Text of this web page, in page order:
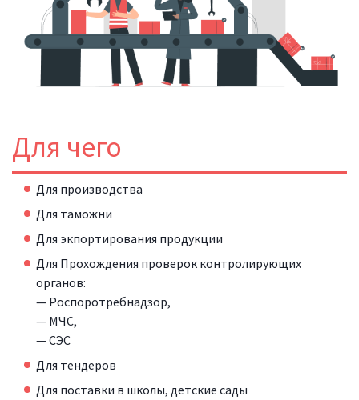
Для чего
Для производства
Для таможни
Для экпортирования продукции
Для Прохождения проверок контролирующих
органов:
— Роспоротребнадзор,
— МЧС,
— СЭС
Для тендеров
Для поставки в школы, детские сады